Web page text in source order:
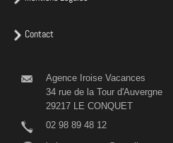
Contact
Agence Iroise Vacances
34 rue de la Tour d'Auvergne
29217 LE CONQUET
02 98 89 48 12